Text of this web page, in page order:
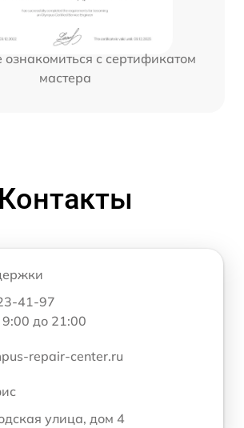
с сертификатом
мастера
Контакты
41-97
до 21:00
repair-center.ru
улица, дом 4